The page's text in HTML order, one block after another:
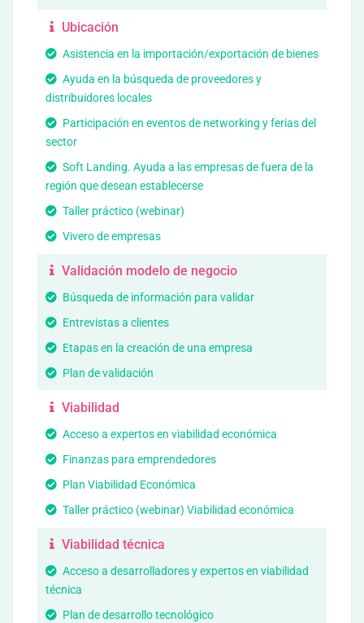
Ubicación
Asistencia en la importación/exportación de bienes
Ayuda en la búsqueda de proveedores y
distribuidores locales
Participación en eventos de networking y ferias del
sector
Soft Landing. Ayuda a las empresas de fuera de la
región que desean establecerse
Taller práctico (webinar)
Vivero de empresas
Validación modelo de negocio
Búsqueda de información para validar
Entrevistas a clientes
Etapas en la creación de una empresa
Plan de validación
Viabilidad
Acceso a expertos en viabilidad económica
Finanzas para emprendedores
Plan Viabilidad Económica
Taller práctico (webinar) Viabilidad económica
Viabilidad técnica
Acceso a desarrolladores y expertos en viabilidad
técnica
Plan de desarrollo tecnológico